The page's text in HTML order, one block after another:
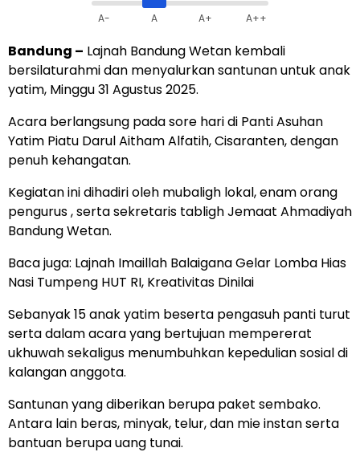
A- A A+ A++
Bandung – Lajnah Bandung Wetan kembali
bersilaturahmi dan menyalurkan santunan untuk anak
yatim, Minggu 31 Agustus 2025.
Acara berlangsung pada sore hari di Panti Asuhan
Yatim Piatu Darul Aitham Alfatih, Cisaranten, dengan
penuh kehangatan.
Kegiatan ini dihadiri oleh mubaligh lokal, enam orang
pengurus , serta sekretaris tabligh Jemaat Ahmadiyah
Bandung Wetan.
Baca juga: Lajnah Imaillah Balaigana Gelar Lomba Hias
Nasi Tumpeng HUT RI, Kreativitas Dinilai
Sebanyak 15 anak yatim beserta pengasuh panti turut
serta dalam acara yang bertujuan mempererat
ukhuwah sekaligus menumbuhkan kepedulian sosial di
kalangan anggota.
Santunan yang diberikan berupa paket sembako.
Antara lain beras, minyak, telur, dan mie instan serta
bantuan berupa uang tunai.